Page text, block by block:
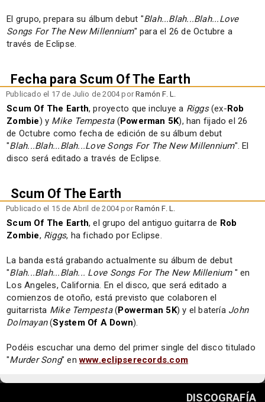
El grupo, prepara su álbum debut "Blah...Blah...Blah...Love
Songs For The New Millennium" para el 26 de Octubre a
través de Eclipse.
Fecha para Scum Of The Earth
Publicado el 17 de Julio de 2004 porRamón F. L.
Scum Of The Earth, proyecto que incluye a Riggs(ex-Rob
Zombie) y Mike Tempesta(Powerman 5K), han fijado el 26
de Octubre como fecha de edición de su álbum debut
"Blah...Blah...Blah...Love Songs For The New Millennium". El
disco será editado a través de Eclipse.
Scum Of The Earth
Publicado el 15 de Abril de 2004 porRamón F. L.
Scum Of The Earth, el grupo del antiguo guitarra de Rob
Zombie, Riggs, ha fichado por Eclipse.
La banda está grabando actualmente su álbum de debut
"Blah...Blah...Blah... Love Songs For The New Millenium" en
Los Angeles, California. En el disco, que será editado a
comienzos de otoño, está previsto que colaboren el
guitarrista Mike Tempesta(Powerman 5K) y el batería John
Dolmayan(System Of A Down).
Podéis escuchar una demo del primer single del disco titulado
"Murder Song" enwww.eclipserecords.com
DISCOGRAFÍA